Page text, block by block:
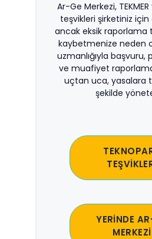
Ar-Ge Merkezi,
teşvikleri şirketiniz
ancak eksik raporlama
kaybetmenize neden
uzmanlığıyla
ve muafiyet
uçtan uca, yasalara
şekilde
YERİNDE
MERKEZİ